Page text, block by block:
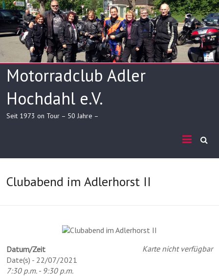
Skip
to
content
Motorradclub Adler
Hochdahl e.V.
Seit 1973 on Tour – 50 Jahre –
Clubabend im Adlerhorst II
Karte nicht verfügbar
Datum/Zeit
Date(s) - 22/07/2021
7:30 p.m. - 9:30 p.m.